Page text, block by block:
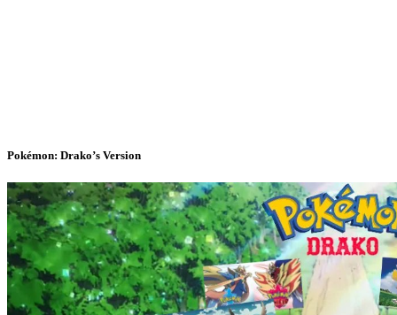
Pokémon: Drako’s Version